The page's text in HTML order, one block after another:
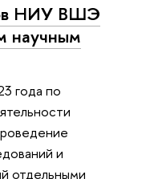
НИУ ВШЭ
научным
года по
и
отдельными